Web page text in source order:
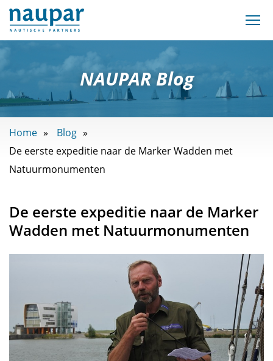
NAUPAR Blog
Home
Blog
De eerste expeditie naar de Marker Wadden met
Natuurmonumenten
De eerste expeditie naar de Marker
Wadden met Natuurmonumenten